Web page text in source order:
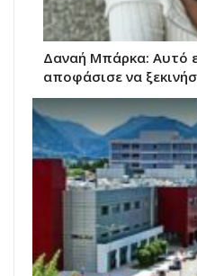
Δαναή Μπάρκα: Αυτό
αποφάσισε να